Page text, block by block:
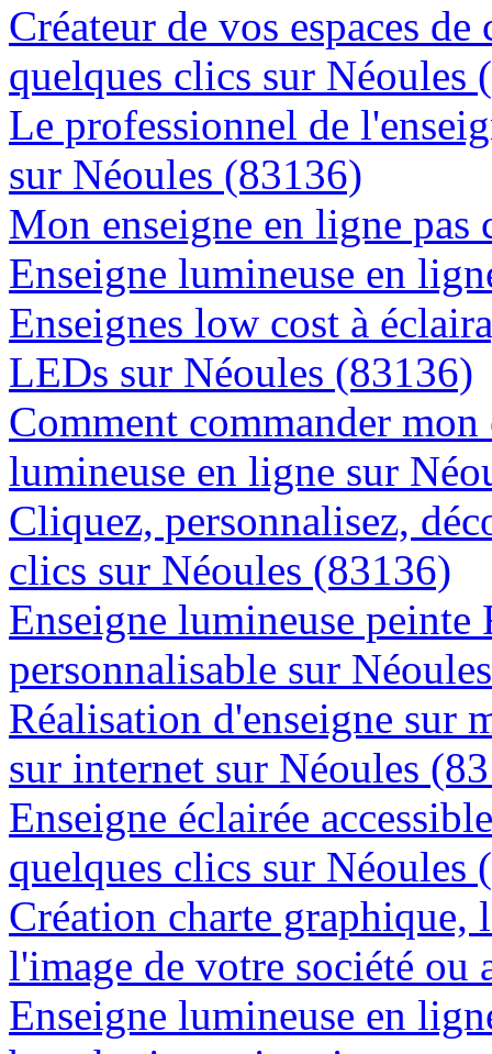
Créateur de vos espaces
quelques clics sur Néoules
Le professionnel de
sur Néoules (83136)
Mon enseigne en ligne pas
Enseigne lumineuse en
Enseignes low cost à
LEDs sur Néoules (83136)
Comment commander
lumineuse en ligne sur
Cliquez, personnalisez,
clics sur Néoules (83136)
Enseigne lumineuse
personnalisable sur
Réalisation d'enseigne sur
sur internet sur Néoules
Enseigne éclairée
quelques clics sur Néoules
Création charte graphique,
l'image de votre société
Enseigne lumineuse en